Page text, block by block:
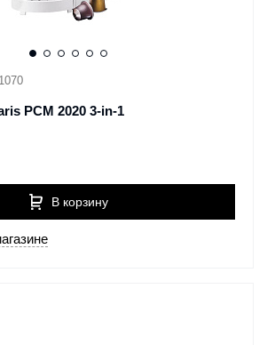
PCM 2020 3-in-1
В корзину